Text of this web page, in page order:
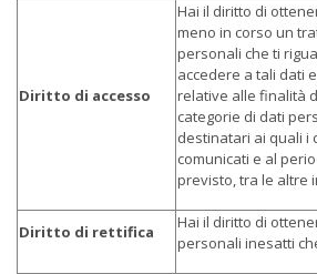
Diritto di accesso
Hai il diritto di
meno in corso un
personali che ti
accedere a tali dati
relative alle finalità
categorie di dati
destinatari ai quali i
comunicati e al
previsto, tra le altre
Diritto di rettifica
Hai il diritto di
personali inesatti